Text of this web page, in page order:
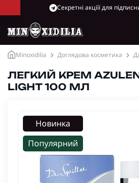
Cекретні акціїї для
Minoxidilia Доглядова косметика
ЛЕГКИЙ КРЕМ
LIGHT 100 МЛ
Новинка
Популярний